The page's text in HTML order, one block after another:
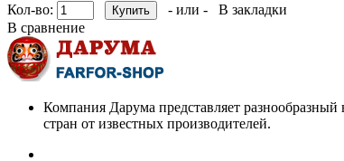
Кол-во: - или -
В закладки
В сравнение
Компания Дарума представляет
стран от известных производителей.